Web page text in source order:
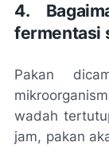
4.
fermentasi
Pakan
wadah
jam, pakan